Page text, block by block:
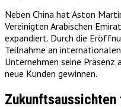
Neben China hat Aston
Vereinigten Arabischen
expandiert. Durch die
Teilnahme an
Unternehmen seine
neue Kunden gewinnen.